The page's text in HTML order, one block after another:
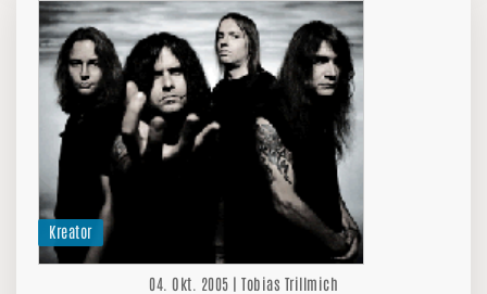
Kreator
04. Okt. 2005 | Tobias Trillmich